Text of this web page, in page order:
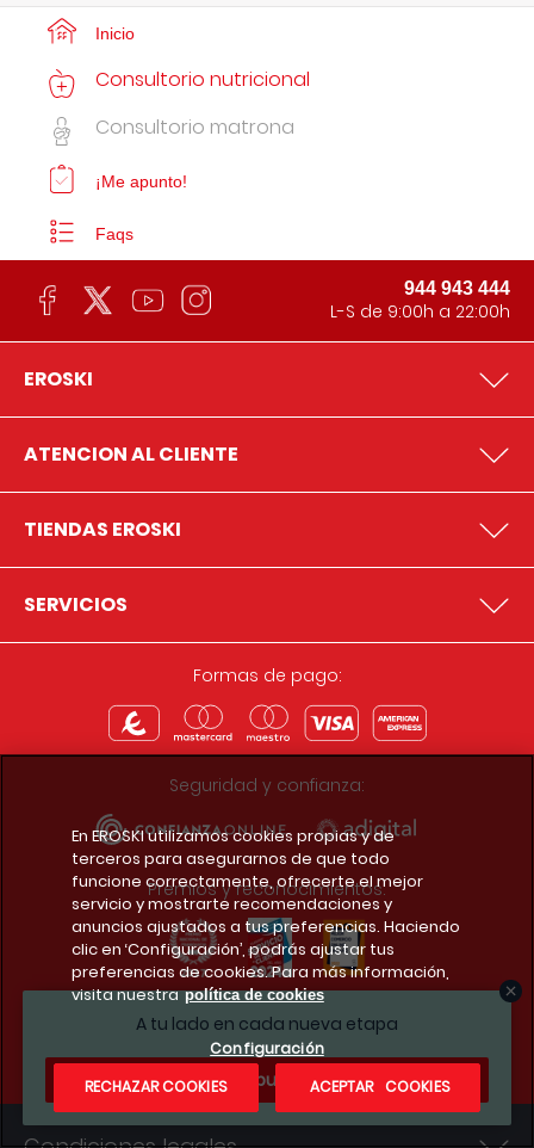
A tu lado en cada nueva etapa
¿Te apuntas?
Inicio
Consultorio nutricional
Consultorio matrona
¡Me apunto!
Faqs
944 943 444
L-S de 9:00h a 22:00h
EROSKI
ATENCION AL CLIENTE
TIENDAS EROSKI
SERVICIOS
Formas de pago:
Seguridad y confianza:
Premios y reconocimientos:
Descarga la app del club
En EROSKI utilizamos cookies propias y de
terceros para asegurarnos de que todo
funcione correctamente, ofrecerte el mejor
servicio y mostrarte recomendaciones y
anuncios ajustados a tus preferencias. Haciendo
clic en ‘Configuración’, podrás ajustar tus
preferencias de cookies. Para más información,
visita nuestra política de cookies
Configuración
RECHAZAR COOKIES
ACEPTAR COOKIES